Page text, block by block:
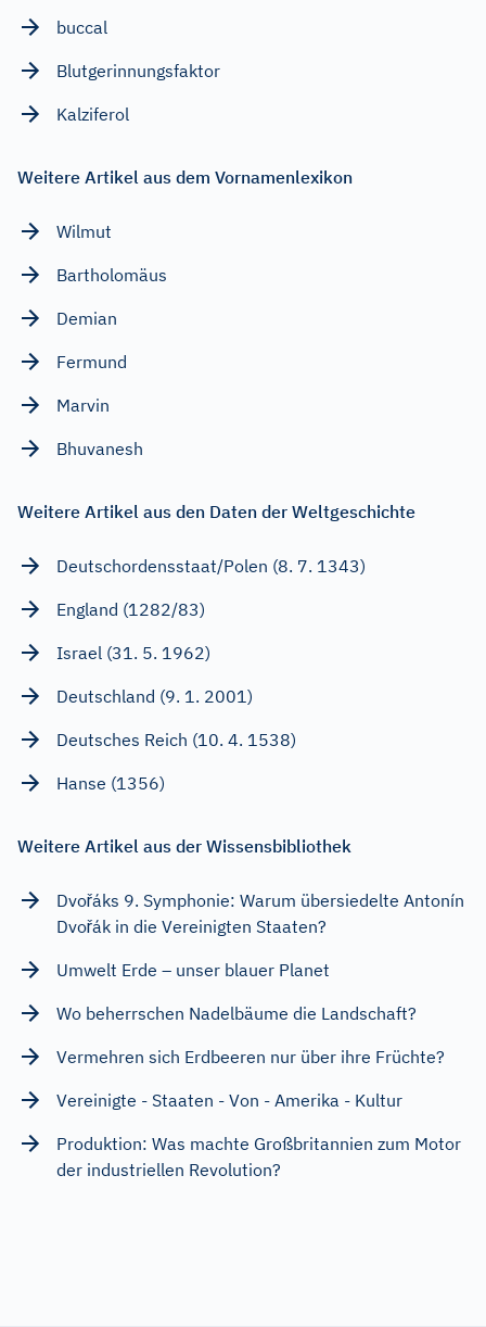
buccal
Blutgerinnungsfaktor
Kalziferol
Weitere Artikel aus dem Vornamenlexikon
Wilmut
Bartholomäus
Demian
Fermund
Marvin
Bhuvanesh
Weitere Artikel aus den Daten der Weltgeschichte
Deutschordensstaat/Polen (8. 7. 1343)
England (1282/83)
Israel (31. 5. 1962)
Deutschland (9. 1. 2001)
Deutsches Reich (10. 4. 1538)
Hanse (1356)
Weitere Artikel aus der Wissensbibliothek
Dvořáks 9. Symphonie: Warum übersiedelte Antonín
Dvořák in die Vereinigten Staaten?
Umwelt Erde – unser blauer Planet
Wo beherrschen Nadelbäume die Landschaft?
Vermehren sich Erdbeeren nur über ihre Früchte?
Vereinigte - Staaten - Von - Amerika - Kultur
Produktion: Was machte Großbritannien zum Motor
der industriellen Revolution?